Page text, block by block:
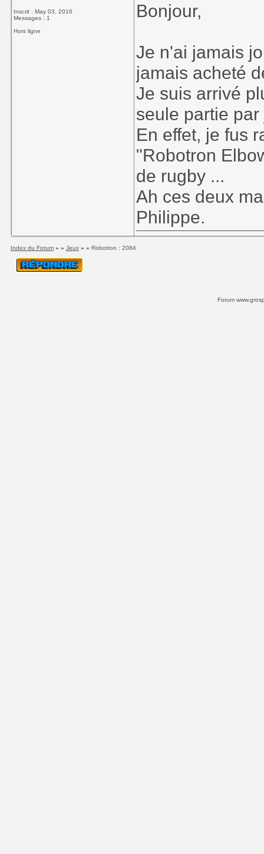
Inscrit : May 03, 2016
Messages : 1
Hors ligne
Bonjour,
Je n'ai jamais
jamais acheté
Je suis arrivé
seule partie
En effet, je fus
"Robotron
de rugby ...
Ah ces deux
Philippe.
Index du Forum» » Jeux» » Robotron : 2084
Forum